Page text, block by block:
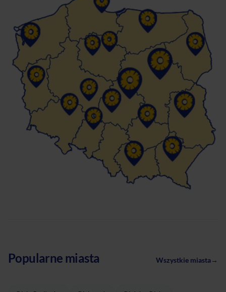
Popularne miasta Wszystkie miasta→